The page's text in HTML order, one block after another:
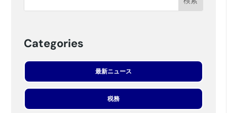
Categories
最新ニュース
税務